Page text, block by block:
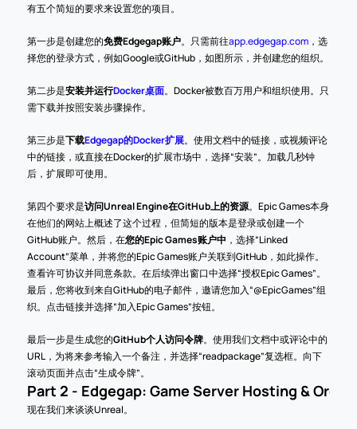
有五个简短的要求来设置您的项目。
第一步是创建您的免费Edgegap账户。只需前往app.edgegap.com，选
择您的登录方式，例如Google或GitHub，如图所示，并创建您的组织。
第二步是安装并运行Docker桌面。Docker被数百万用户和组织使用。只
需下载并按照安装步骤操作。
第三步是下载Edgegap的Docker扩展。使用文档中的链接，或视频评论
中的链接，或直接在Docker的扩展市场中，选择“安装”。加载几秒钟
后，扩展即可使用。
第四个要求是访问Unreal Engine在GitHub上的资源。Epic Games本身
在他们的网站上概述了这个过程，但简短的版本是登录或创建一个
GitHub账户。然后，在您的Epic Games账户中 ，选择“Linked
Account”菜单，并将您的Epic Games账户关联到GitHub，如此操作。
查看许可协议并同意条款。在后续弹出窗口中选择“授权Epic Games”。
最后，您将收到来自GitHub的电子邮件，邀请您加入“@EpicGames”组
织。点击链接并选择“加入Epic Games”按钮。
最后一步是生成您的GitHub个人访问令牌。使用我们文档中或评论中的
URL，为将来参考输入一个备注，并选择“readpackage”复选框。向下
滚动页面并点击“生成令牌”。
Part 2 - Edgegap: Game Server Hosting &
现在我们来谈谈Unreal。